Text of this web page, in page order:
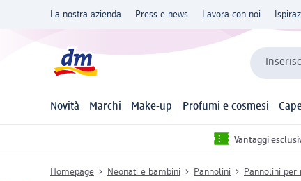
La nostra azienda Press e news Lavora con noi
Novità Marchi Make-up Profumi e cosmesi
Vantaggi
Homepage Neonati e bambini Pannolini Pannolini per